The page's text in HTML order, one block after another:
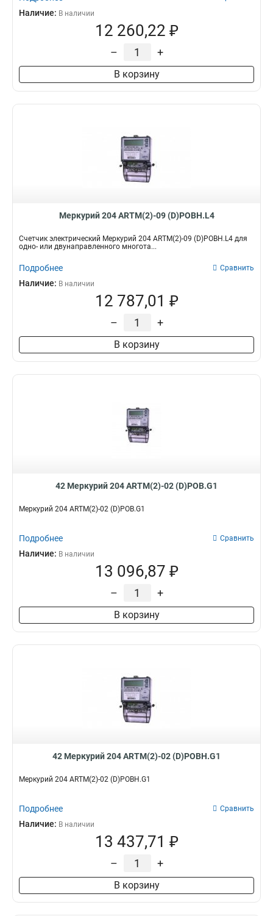
Наличие: В наличии
12 260,22 ₽
– +
В корзину
Меркурий 204 ARTM(2)-09 (D)POBH.L4
Счетчик электрический Меркурий 204 ARTM(2)-09 (D)POBH.L4 для
одно- или двунаправленного многота...
Подробнее Сравнить
Наличие: В наличии
12 787,01 ₽
– +
В корзину
42 Меркурий 204 ARTM(2)-02 (D)POB.G1
Меркурий 204 ARTM(2)-02 (D)POB.G1
Подробнее Сравнить
Наличие: В наличии
13 096,87 ₽
– +
В корзину
42 Меркурий 204 ARTM(2)-02 (D)POBH.G1
Меркурий 204 ARTM(2)-02 (D)POBH.G1
Подробнее Сравнить
Наличие: В наличии
13 437,71 ₽
– +
В корзину